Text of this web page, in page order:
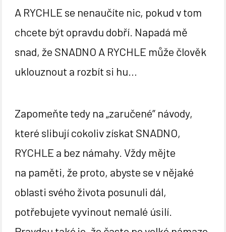
A RYCHLE se nenaučíte nic, pokud v tom
chcete být opravdu dobří. Napadá mě
snad, že SNADNO A RYCHLE může člověk
uklouznout a rozbít si hu…
Zapomeňte tedy na „zaručené” návody,
které slibují cokoliv získat SNADNO,
RYCHLE a bez námahy. Vždy mějte
na paměti, že proto, abyste se v nějaké
oblasti svého života posunuli dál,
potřebujete vyvinout nemalé úsilí.